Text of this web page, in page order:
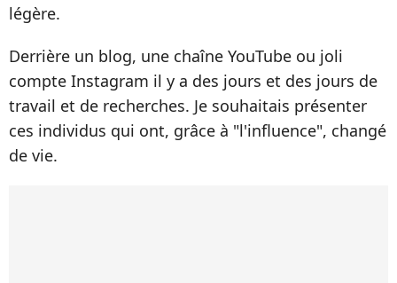
légère.
Derrière un blog, une chaîne YouTube ou joli
compte Instagram il y a des jours et des jours de
travail et de recherches. Je souhaitais présenter
ces individus qui ont, grâce à "l'influence", changé
de vie.